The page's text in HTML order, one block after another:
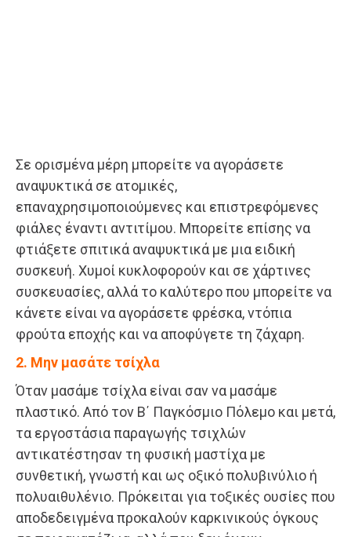
Σε ορισμένα μέρη μπορείτε να αγοράσετε
αναψυκτικά σε ατομικές,
επαναχρησιμοποιούμενες και επιστρεφόμενες
φιάλες έναντι αντιτίμου. Μπορείτε επίσης να
φτιάξετε σπιτικά αναψυκτικά με μια ειδική
συσκευή. Χυμοί κυκλοφορούν και σε χάρτινες
συσκευασίες, αλλά το καλύτερο που μπορείτε να
κάνετε είναι να αγοράσετε φρέσκα, ντόπια
φρούτα εποχής και να αποφύγετε τη ζάχαρη.
2. Μην μασάτε τσίχλα
Όταν μασάμε τσίχλα είναι σαν να μασάμε
πλαστικό. Από τον Β΄ Παγκόσμιο Πόλεμο και μετά,
τα εργοστάσια παραγωγής τσιχλών
αντικατέστησαν τη φυσική μαστίχα με
συνθετική, γνωστή και ως οξικό πολυβινύλιο ή
πολυαιθυλένιο. Πρόκειται για τοξικές ουσίες που
αποδεδειγμένα προκαλούν καρκινικούς όγκους